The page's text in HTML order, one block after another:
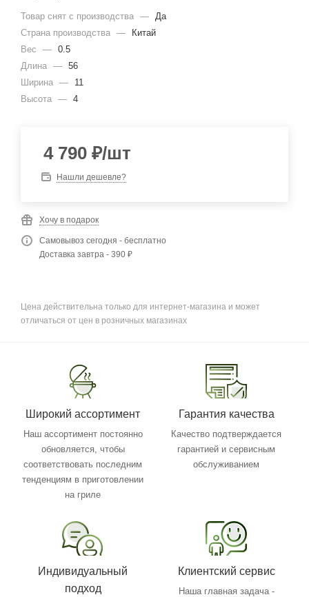
Товар снят с производства —
Да
Страна производства —
Китай
Вес
— 0.5
Длина — 56
Ширина —
11
Высота — 4
4 790 ₽/шт
Нашли дешевле?
Хочу в подарок
Самовывоз сегодня - бесплатно
Доставка завтра - 390 ₽
Цена действительна только для интернет-магазина и может
отличаться от цен в розничных магазинах
Широкий ассортимент
Наш ассортимент постоянно
обновляется, чтобы
соответствовать последним
тенденциям в приготовлении
на гриле
Гарантия качества
Качество подтверждается
гарантией и сервисным
обслуживанием
Индивидуальный
подход
Клиентский сервис
Наша главная задача -